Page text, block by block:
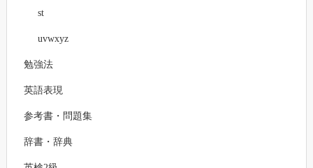
st
uvwxyz
勉強法
英語表現
参考書・問題集
辞書・辞典